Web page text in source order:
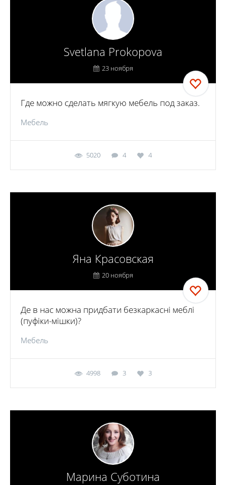
Svetlana Prokopova
23 ноября
Где можно сделать мягкую мебель под заказ.
Мебель
5020 4 4
Яна Красовская
20 ноября
Де в нас можна придбати безкаркасні меблі
(пуфіки-мішки)?
Мебель
4998 3 3
Марина Суботина